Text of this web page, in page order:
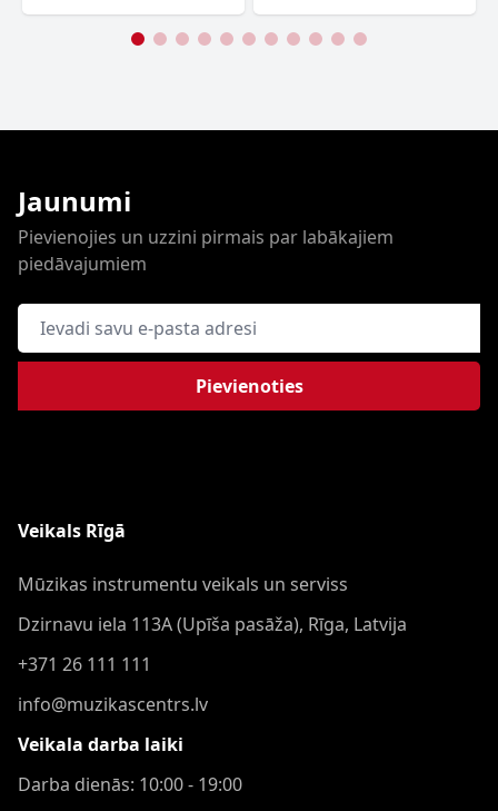
Jaunumi
Pievienojies un uzzini pirmais par labākajiem
piedāvajumiem
E-pasta adrese
Pievienoties
Veikals Rīgā
Mūzikas instrumentu veikals un serviss
Dzirnavu iela 113A (Upīša pasāža), Rīga, Latvija
+371 26 111 111
info@muzikascentrs.lv
Veikala darba laiki
Darba dienās: 10:00 - 19:00